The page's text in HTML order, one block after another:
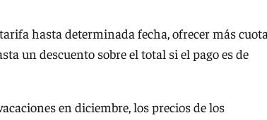
hasta determinada fecha, ofrecer más
un descuento sobre el total si el pago es de
en diciembre, los precios de los